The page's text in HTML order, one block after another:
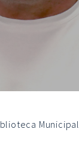
Municipal